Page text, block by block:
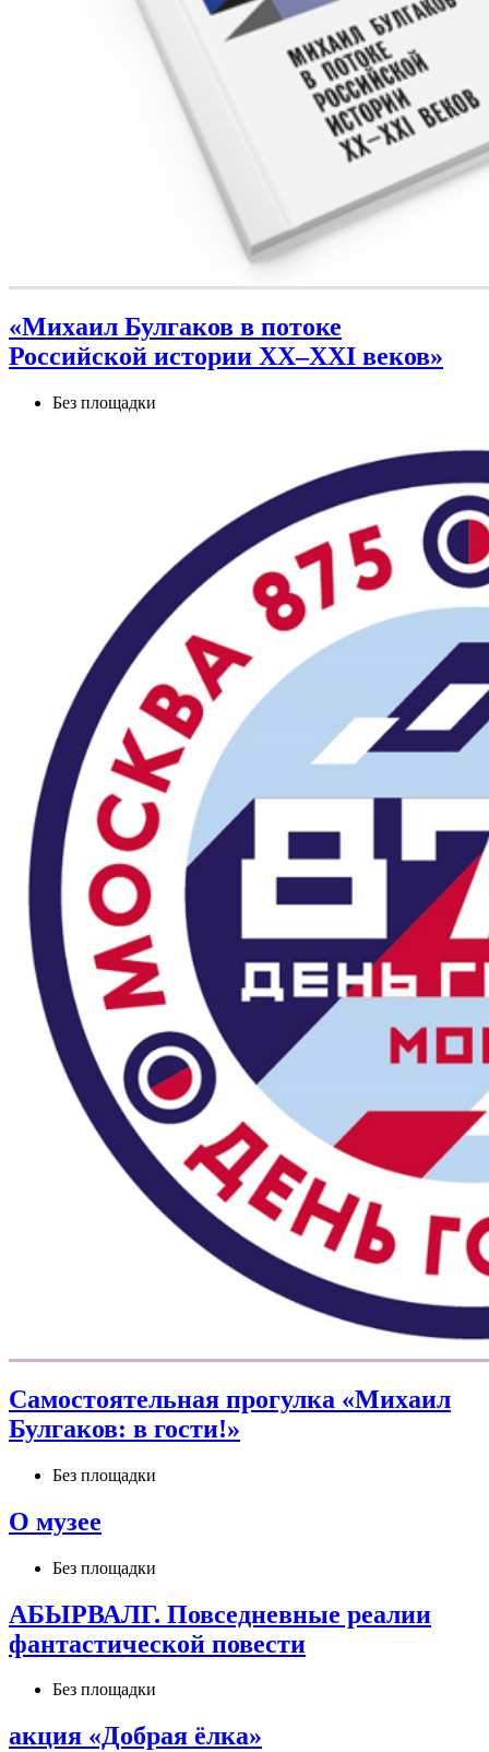
«Михаил Булгаков в потоке
Российской истории XX–XXI веков»
Без площадки
Самостоятельная прогулка «Михаил
Булгаков: в гости!»
Без площадки
О музее
Без площадки
АБЫРВАЛГ. Повседневные реалии
фантастической повести
Без площадки
акция «Добрая ёлка»